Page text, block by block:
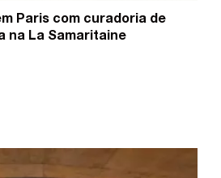
Paris com curadoria de
na La Samaritaine